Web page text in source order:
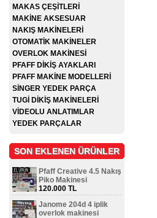
MAKAS ÇEŞİTLERİ
MAKİNE AKSESUAR
NAKIŞ MAKİNELERİ
OTOMATİK MAKİNELER
OVERLOK MAKİNESİ
PFAFF DİKİŞ AYAKLARI
PFAFF MAKİNE MODELLERİ
SİNGER YEDEK PARÇA
TUGİ DİKİŞ MAKİNELERİ
VİDEOLU ANLATIMLAR
YEDEK PARÇALAR
SON EKLENEN ÜRÜNLER
Pfaff Creative 4.5 Nakış
Piko Makinesi
120.000 TL
Janome 204d 4 iplik
overlok makinesi